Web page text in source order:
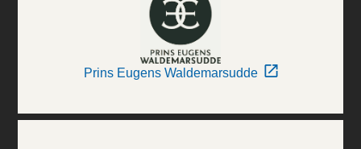
Prins Eugens Waldemarsudde